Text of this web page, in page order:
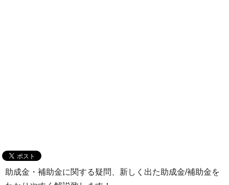
助成金・補助金に関する疑問、新しく出た助成金/補助金を